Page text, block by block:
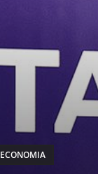
ECONOMIA